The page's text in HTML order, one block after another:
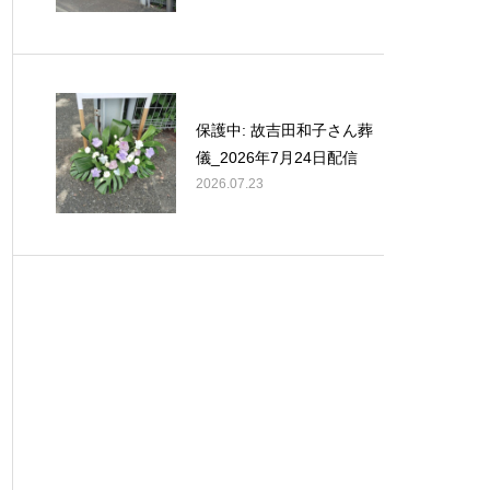
保護中: 故吉田和子さん葬
儀_2026年7月24日配信
2026.07.23